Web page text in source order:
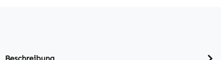
Beschreibung